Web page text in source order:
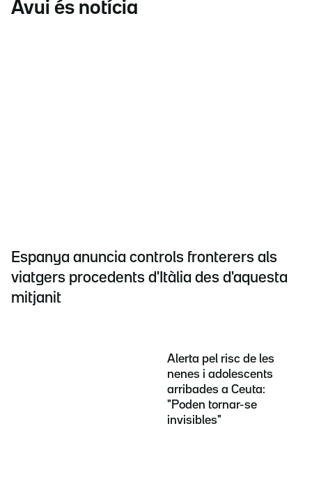
Avui és notícia
Espanya anuncia controls fronterers als
viatgers procedents d'Itàlia des d'aquesta
mitjanit
Alerta pel risc de les
nenes i adolescents
arribades a Ceuta:
"Poden tornar-se
invisibles"